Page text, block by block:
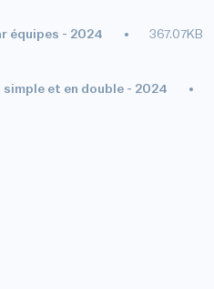
équipes - 2024 367.07KB
et en double - 2024